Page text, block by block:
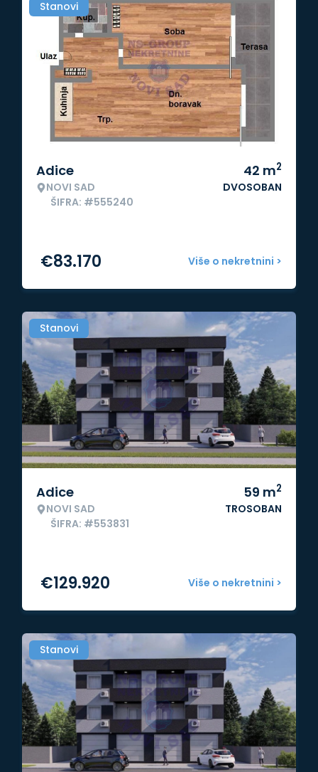
Stanovi
Adice
NOVI SAD
ŠIFRA: #555240
42 m2
DVOSOBAN
Više o nekretnini >
€83.170
Stanovi
Adice
NOVI SAD
ŠIFRA: #553831
59 m2
TROSOBAN
Više o nekretnini >
€129.920
Stanovi